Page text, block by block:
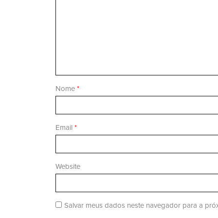
Nome *
Email *
Website
Salvar meus dados neste navegador para a